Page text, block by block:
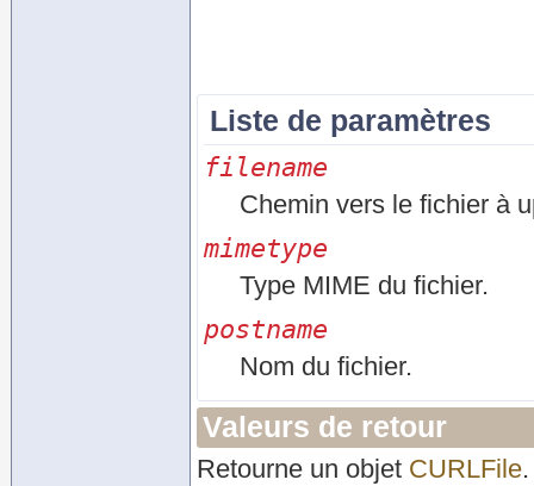
Liste de paramètres
filename
Chemin vers le fichier à
mimetype
Type MIME du fichier.
postname
Nom du fichier.
Valeurs de retour
Retourne un objet CURLFile.